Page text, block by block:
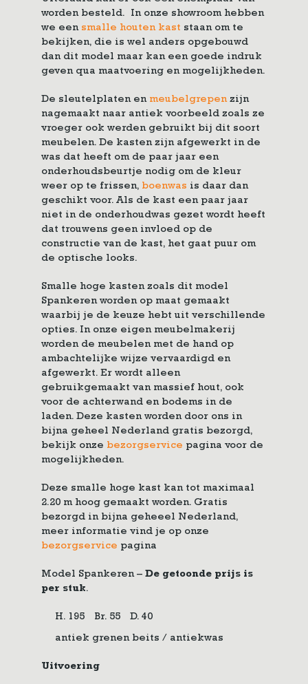
worden besteld. In onze showroom hebben
we een smalle houten kast staan om te
bekijken, die is wel anders opgebouwd
dan dit model maar kan een goede indruk
geven qua maatvoering en mogelijkheden.
De sleutelplaten en meubelgrepenzijn
nagemaakt naar antiek voorbeeld zoals ze
vroeger ook werden gebruikt bij dit soort
meubelen. De kasten zijn afgewerkt in de
was dat heeft om de paar jaar een
onderhoudsbeurtje nodig om de kleur
weer op te frissen, boenwas is daar dan
geschikt voor. Als de kast een paar jaar
niet in de onderhoudwas gezet wordt heeft
dat trouwens geen invloed op de
constructie van de kast, het gaat puur om
de optische looks.
Smalle hoge kasten zoals dit model
Spankeren worden op maat gemaakt
waarbij je de keuze hebt uit verschillende
opties. In onze eigen meubelmakerij
worden de meubelen met de hand op
ambachtelijke wijze vervaardigd en
afgewerkt. Er wordt alleen
gebruikgemaakt van massief hout, ook
voor de achterwand en bodems in de
laden. Deze kasten worden door ons in
bijna geheel Nederland gratis bezorgd,
bekijk onze bezorgservice pagina voor de
mogelijkheden.
Deze smalle hoge kast kan tot maximaal
2.20 m hoog gemaakt worden. Gratis
bezorgd in bijna geheeel Nederland,
meer informatie vind je op onze
bezorgservice pagina
Model Spankeren – De getoonde prijs is
per stuk.
H. 195 Br. 55 D. 40
antiek grenen beits / antiekwas
Uitvoering